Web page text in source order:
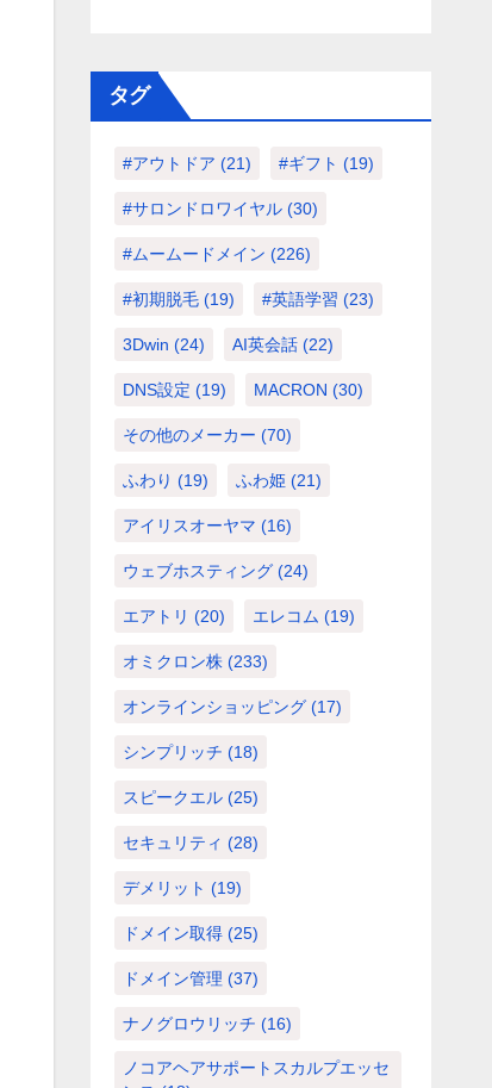
タグ
#アウトドア (21) #ギフト (19)
#サロンドロワイヤル(30)
#ムームードメイン (226)
#初期脱毛(19) #英語学習 (23)
3Dwin (24) AI英会話(22)
DNS設定 (19) MACRON (30)
その他のメーカー (70)
ふわり (19) ふわ姫(21)
アイリスオーヤマ (16)
ウェブホスティング(24)
エアトリ (20) エレコム (19)
オミクロン株(233)
オンラインショッピング(17)
シンプリッチ (18)
スピークエル(25)
セキュリティ (28)
デメリット (19)
ドメイン取得(25)
ドメイン管理 (37)
ナノグロウリッチ (16)
ノコアヘアサポートスカルプエッセ